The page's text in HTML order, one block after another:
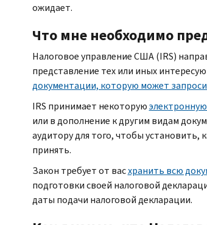
ожидает.
Что мне необходимо
Налоговое управление США (IRS)
представление тех или иных
документации, которую может
IRS принимает некоторую
или в дополнение к другим видам
аудитору для того, чтобы
принять.
Закон требует от васхранить всю
подготовки своей налоговой
даты подачи налоговой декларации.